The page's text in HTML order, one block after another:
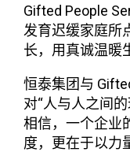
Gifted People
发育迟缓家庭所
长，用真诚温暖
恒泰集团与
对“人与人之间
相信，一个企业
度，更在于以力